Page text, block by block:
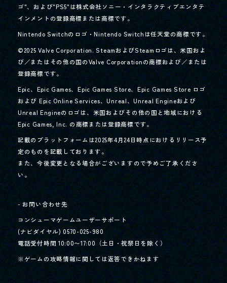
ゴ"、および"PS5"は株式会社ソニー・インタラクティブエンタテ
インメントの登録商標または商標です。
Nintendo Switchのロゴ・Nintendo Switchは任天堂の商標です。
©2025 Valve Corporation. SteamおよびSteamロゴは、米国およ
び／またはその他の国のValve Corporationの商標および／または
登録商標です。
Epic、Epic Games、Epic Games Store、Epic Games Store ロゴ
および Epic Online Services、Unreal、Unreal Engineおよび
Unreal Engineのロゴは、米国およびその他の国と地域における
Epic Games, Inc. の商標または登録商標です。
記載のプラットフォームは2025年4月24日時点におけるリリース予
定のものを記載しております。
また、今後変更となる場合がございますので予めご了承くださ
い。
- お問い合わせ先
コンシューマゲームユーザーサポート
(ナビダイヤル) 0570-025-980
電話受付時間 10:00〜17:00（土日・祝祭日を除く）
※ゲームの攻略情報に関しては返答できかねます